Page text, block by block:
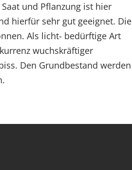
und Pflanzung ist hier
hierfür sehr gut geeignet. Die
Als licht- bedürftige Art
wuchskräftiger
Den Grundbestand werden